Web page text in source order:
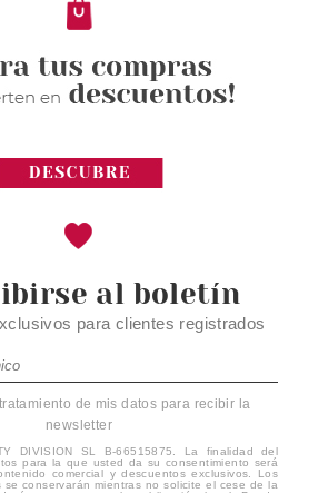
al boletín
para clientes registrados
de mis datos para recibir la
newsletter
DIVISION SL B-66515875. La finalidad del
para la que usted da su consentimiento será
comercial y descuentos exclusivos. Los
se conservarán mientras no solicite el cese de la